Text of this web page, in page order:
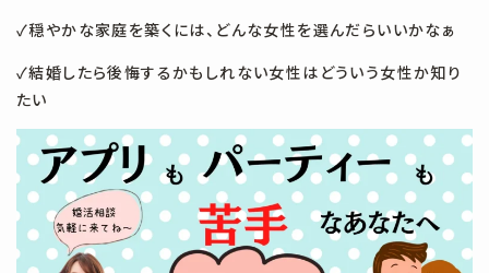
✓穏やかな家庭を築くには、どんな女性を選んだらいいかなぁ
✓結婚したら後悔するかもしれない女性はどういう女性か知り
たい
#会話 #何歳で結婚するのがベスト #入会 #再婚 #写真
#初デート #初婚 #割り勘 #原因 #向いている
#向いている人
#婚活 #婚活疲れ #婚活診断 #婚約破棄 #嫌われる
#実家暮らし #年齢 #引かれる #彼女いない歴
#彼氏ができない #必要性を感じない #性格診断